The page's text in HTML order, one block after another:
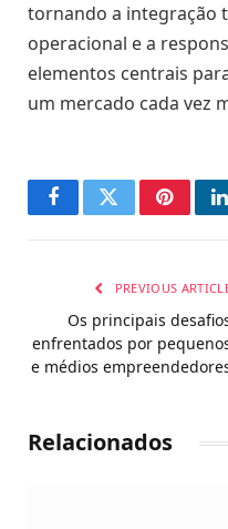
tornando a integração
operacional e a
elementos centrais
um mercado cada vez
FacebookTwitter
PREVIOUS
Os principais
enfrentados por
e médios
Relacionados